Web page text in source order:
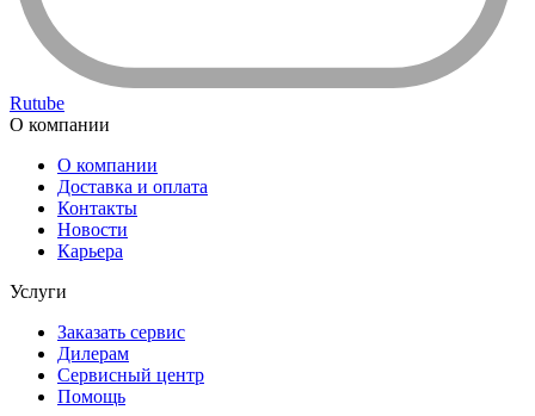
Rutube
О компании
О компании
Доставка и оплата
Контакты
Новости
Карьера
Услуги
Заказать сервис
Дилерам
Сервисный центр
Помощь